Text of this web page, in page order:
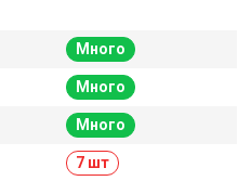
Много
Много
Много
7 шт